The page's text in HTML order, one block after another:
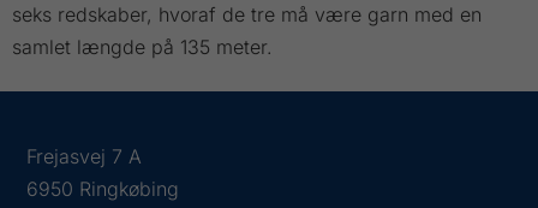
seks redskaber, hvoraf de tre må være garn med en
samlet længde på 135 meter.
Frejasvej 7 A
6950 Ringkøbing